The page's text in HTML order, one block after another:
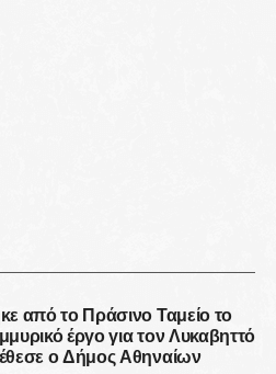
από το Πράσινο Ταμείο το
έργο για τον Λυκαβηττό
ο Δήμος Αθηναίων